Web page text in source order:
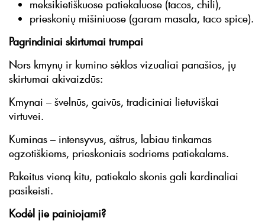
meksikietiškuose patiekaluose (tacos, chili),
prieskonių mišiniuose (garam masala, taco spice).
Pagrindiniai skirtumai trumpai
Nors kmynų ir kumino sėklos vizualiai panašios, jų
skirtumai akivaizdūs:
Kmynai – švelnūs, gaivūs, tradiciniai lietuviškai
virtuvei.
Kuminas – intensyvus, aštrus, labiau tinkamas
egzotiškiems, prieskoniais sodriems patiekalams.
Pakeitus vieną kitu, patiekalo skonis gali kardinaliai
pasikeisti.
Kodėl jie painiojami?